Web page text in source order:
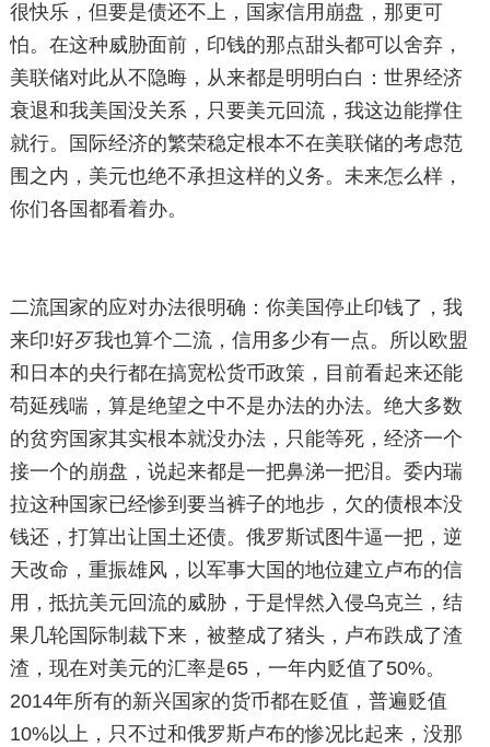
很快乐，但要是债还不上，国家信用崩盘，那更可
怕。在这种威胁面前，印钱的那点甜头都可以舍弃，
美联储对此从不隐晦，从来都是明明白白：世界经济
衰退和我美国没关系，只要美元回流，我这边能撑住
就行。国际经济的繁荣稳定根本不在美联储的考虑范
围之内，美元也绝不承担这样的义务。未来怎么样，
你们各国都看着办。
二流国家的应对办法很明确：你美国停止印钱了，我
来印!好歹我也算个二流，信用多少有一点。所以欧盟
和日本的央行都在搞宽松货币政策，目前看起来还能
苟延残喘，算是绝望之中不是办法的办法。绝大多数
的贫穷国家其实根本就没办法，只能等死，经济一个
接一个的崩盘，说起来都是一把鼻涕一把泪。委内瑞
拉这种国家已经惨到要当裤子的地步，欠的债根本没
钱还，打算出让国土还债。俄罗斯试图牛逼一把，逆
天改命，重振雄风，以军事大国的地位建立卢布的信
用，抵抗美元回流的威胁，于是悍然入侵乌克兰，结
果几轮国际制裁下来，被整成了猪头，卢布跌成了渣
渣，现在对美元的汇率是65，一年内贬值了50%。
2014年所有的新兴国家的货币都在贬值，普遍贬值
10%以上，只不过和俄罗斯卢布的惨况比起来，没那